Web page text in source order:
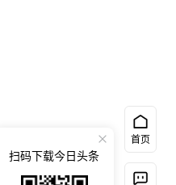
首页
扫码下载今日头条